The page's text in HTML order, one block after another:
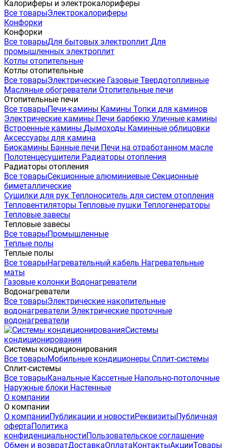
Калориферы и электрокалориферы
Все товарыЭлектрокалориферы
Конфорки
Конфорки
Все товарыДля бытовых электроплит Для
промышленных электроплит
Котлы отопительные
Котлы отопительные
Все товарыЭлектрические Газовые Твердотопливные
Масляные обогреватели Отопительные печи
Отопительные печи
Все товарыПечи-камины Камины Топки для каминов
Электрические камины Печи барбекю Уличные камины
Встроенные камины Дымоходы Каминные облицовки
Аксессуары для камина
Биокамины Банные печи Печи на отработанном масле
Полотенцесушители Радиаторы отопления
Радиаторы отопления
Все товарыСекционные алюминиевые Секционные
биметаллические
Сушилки для рук Теплоноситель для систем отопления
Тепловентиляторы Тепловые пушки Теплогенераторы
Тепловые завесы
Тепловые завесы
Все товарыПромышленные
Теплые полы
Теплые полы
Все товарыНагревательный кабель Нагревательные
маты
Газовые колонки Водонагреватели
Водонагреватели
Все товарыЭлектрические накопительные
водонагреватели Электрические проточные
водонагреватели
Системы
кондиционирования
Системы кондиционирования
Все товарыМобильные кондиционеры Сплит-системы
Сплит-системы
Все товарыКанальные Кассетные Напольно-потолочные
Наружные блоки Настенные
О компании
О компании
О компанииПубликации и новостиРеквизитыПубличная
офертаПолитика
конфиденциальностиПользовательское соглашение
Обмен и возвратДоставкаОплатаКонтактыАкцииТовары